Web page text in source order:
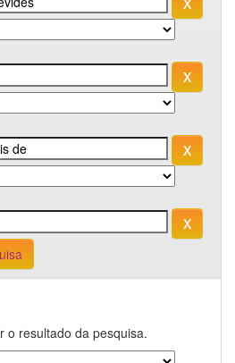
o resultado da pesquisa.